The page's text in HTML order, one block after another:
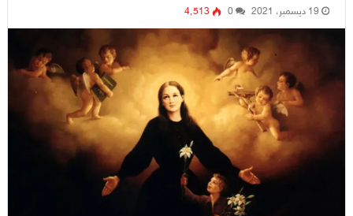
19 ديسمبر، 2021 0 4٬513